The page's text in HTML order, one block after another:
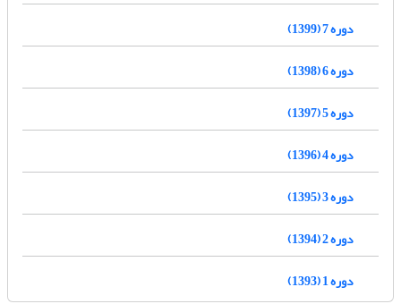
دوره 7 (1399)
دوره 6 (1398)
دوره 5 (1397)
دوره 4 (1396)
دوره 3 (1395)
دوره 2 (1394)
دوره 1 (1393)